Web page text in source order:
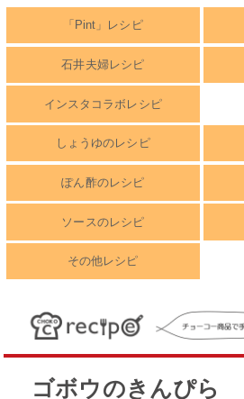
「Pint」レシピ
石井夫婦レシピ
インスタコラボレシピ
しょうゆのレシピ
ぽん酢のレシピ
ソースのレシピ
その他レシピ
ゴボウのきんぴら